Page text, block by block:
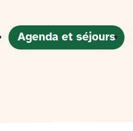
Agenda et séjours